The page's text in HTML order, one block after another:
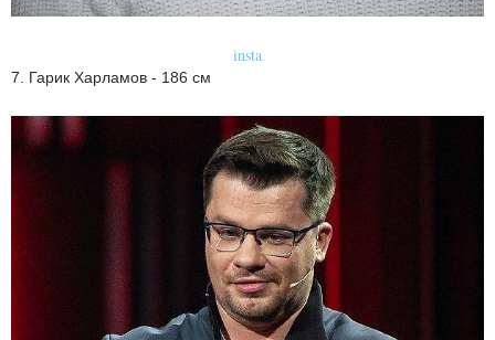
insta
7. Гарик Харламов - 186 см